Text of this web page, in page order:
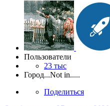
Пользователи
23 тыс
Город...Not in.....
Поделиться